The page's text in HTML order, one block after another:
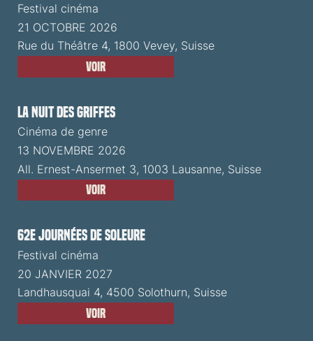
Festival cinéma
21 OCTOBRE 2026
Rue du Théâtre 4, 1800 Vevey, Suisse
Voir
La Nuit des Griffes
Cinéma de genre
13 NOVEMBRE 2026
All. Ernest-Ansermet 3, 1003 Lausanne, Suisse
Voir
62e Journées de Soleure
Festival cinéma
20 JANVIER 2027
Landhausquai 4, 4500 Solothurn, Suisse
Voir